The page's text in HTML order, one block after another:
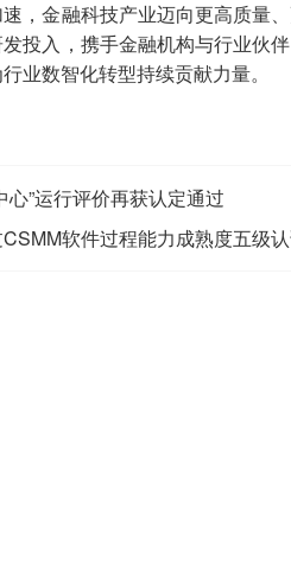
，金融科技产业迈向更高质量
投入，携手金融机构与行业伙伴
业数智化转型持续贡献力量。
”运行评价再获认定通过
软件过程能力成熟度五级